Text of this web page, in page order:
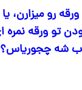
رو میزارن،
تو ورقه نمره
شه